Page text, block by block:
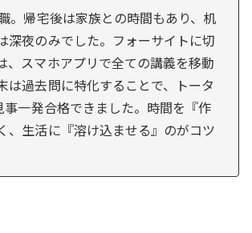
。帰宅後は家族との時間もあり、机
深夜のみでした。フォーサイトに切
、スマホアプリで全ての講義を移動
は過去問に特化することで、トータ
事一発合格できました。時間を『作
、生活に『溶け込ませる』のがコツ